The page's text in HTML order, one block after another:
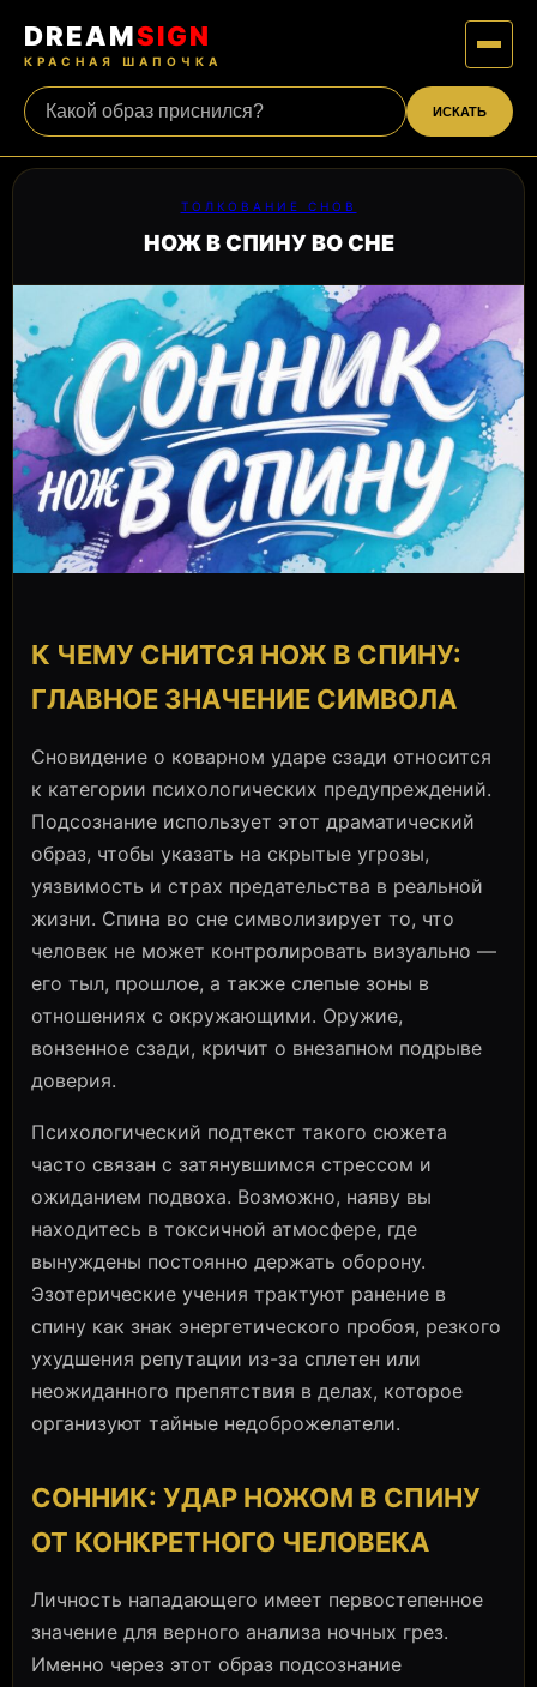
DREAMSIGN
КРАСНАЯ ШАПОЧКА
ИСКАТЬ
ТОЛКОВАНИЕ СНОВ
НОЖ В СПИНУ ВО СНЕ
К ЧЕМУ СНИТСЯ НОЖ В СПИНУ:
ГЛАВНОЕ ЗНАЧЕНИЕ СИМВОЛА
Сновидение о коварном ударе сзади относится
к категории психологических предупреждений.
Подсознание использует этот драматический
образ, чтобы указать на скрытые угрозы,
уязвимость и страх предательства в реальной
жизни. Спина во сне символизирует то, что
человек не может контролировать визуально —
его тыл, прошлое, а также слепые зоны в
отношениях с окружающими. Оружие,
вонзенное сзади, кричит о внезапном подрыве
доверия.
Психологический подтекст такого сюжета
часто связан с затянувшимся стрессом и
ожиданием подвоха. Возможно, наяву вы
находитесь в токсичной атмосфере, где
вынуждены постоянно держать оборону.
Эзотерические учения трактуют ранение в
спину как знак энергетического пробоя, резкого
ухудшения репутации из-за сплетен или
неожиданного препятствия в делах, которое
организуют тайные недоброжелатели.
СОННИК: УДАР НОЖОМ В СПИНУ
ОТ КОНКРЕТНОГО ЧЕЛОВЕКА
Личность нападающего имеет первостепенное
значение для верного анализа ночных грез.
Именно через этот образ подсознание